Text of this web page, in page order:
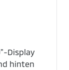
Display
hinten